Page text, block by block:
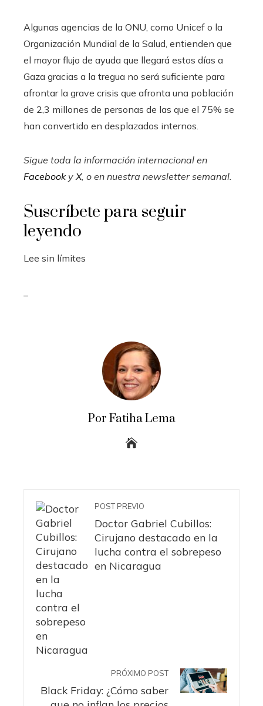
Algunas agencias de la ONU, como Unicef o la
Organización Mundial de la Salud, entienden que
el mayor flujo de ayuda que llegará estos días a
Gaza gracias a la tregua no será suficiente para
afrontar la grave crisis que afronta una población
de 2,3 millones de personas de las que el 75% se
han convertido en desplazados internos.
Sigue toda la información internacional en
FacebookyX, o en nuestra newsletter semanal.
Suscríbete para seguir
leyendo
Lee sin límites
Por Fatiha Lema
POST PREVIO
Doctor Gabriel Cubillos:
Cirujano destacado en la
lucha contra el sobrepeso
en Nicaragua
PRÓXIMO POST
Black Friday: ¿Cómo saber